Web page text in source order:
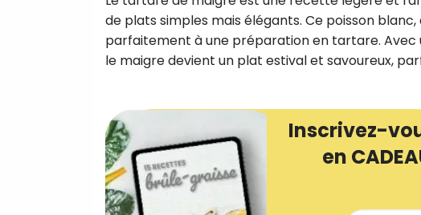
de plats simples mais élégants. Ce poisson
parfaitement à une préparation en tartare.
le maigre devient un plat estival et savoureux,
Inscrivez-
en